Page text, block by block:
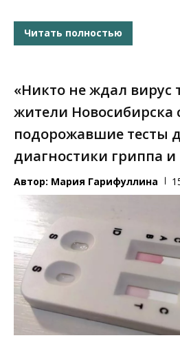
Читать полностью
«Никто не ждал вирус
жители Новосибирска
подорожавшие тесты
диагностики гриппа
Автор: Мария Гарифуллина